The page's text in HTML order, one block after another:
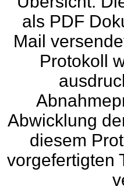
als PDF
Mail
Protokoll
Abwicklung
diesem
vorgefertigten